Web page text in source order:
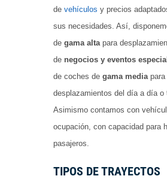
de vehículos y precios
sus necesidades. Así,
de gama alta para
de negocios y eventos
de coches de gama media para
desplazamientos del día a día o
Asimismo contamos con
ocupación, con capacidad para
pasajeros.
TIPOS DE TRAYECTOS